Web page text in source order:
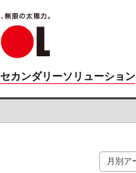
セカンダリーソリューション